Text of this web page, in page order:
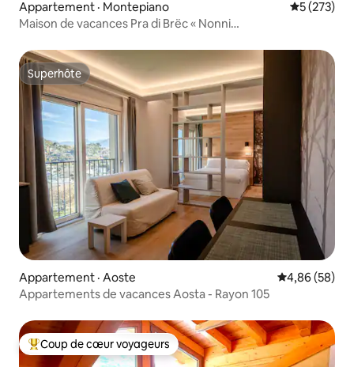
Appartement · Montepiano Note
5 (273)
Maison de vacances Pra di Brëc « Nonni
Superhôte
Superhôte
Appartement · Aoste Note
4,86 (58)
Appartements de vacances Aosta - Rayon 105
Coup de cœur voyageurs parmi les plus aimés
Coup de cœur voyageurs